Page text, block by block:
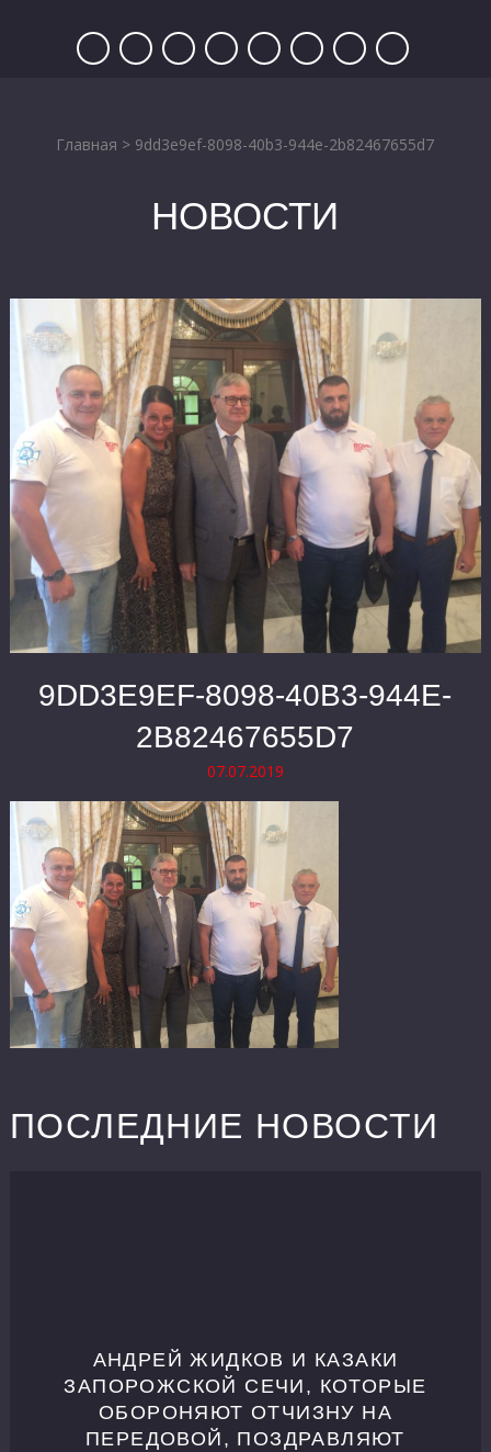
Главная > 9dd3e9ef-8098-40b3-944e-2b82467655d7
НОВОСТИ
9DD3E9EF-8098-40B3-944E-
2B82467655D7
07.07.2019
ПОСЛЕДНИЕ НОВОСТИ
АНДРЕЙ ЖИДКОВ И КАЗАКИ
ЗАПОРОЖСКОЙ СЕЧИ, КОТОРЫЕ
ОБОРОНЯЮТ ОТЧИЗНУ НА
ПЕРЕДОВОЙ, ПОЗДРАВЛЯЮТ